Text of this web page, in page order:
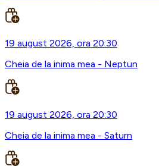
19 august 2026, ora 20:30
Cheia de la inima mea - Neptun
19 august 2026, ora 20:30
Cheia de la inima mea - Saturn